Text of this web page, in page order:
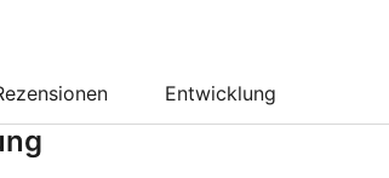
Entwicklung